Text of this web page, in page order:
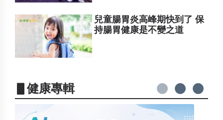
兒童腸胃炎高峰期快到了 保
持腸胃健康是不變之道
▋健康專輯